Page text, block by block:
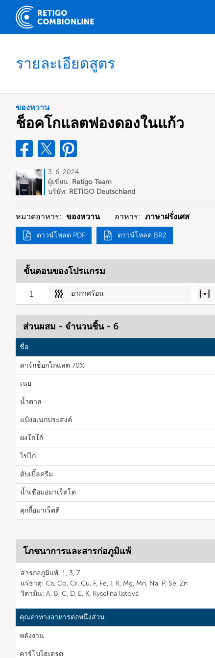
รายละเอียดสูตร
ของหวาน
ช็อคโกแลตฟองดองในแก้ว
3. 6. 2024
ผู้เขียน: Retigo Team
Deutschland
บริษัท: RETIGO Deutschland
หมวดอาหาร: ของหวาน อาหาร: ภาษาฝรั่งเศส
ดาวน์โหลด PDF ดาวน์โหลด BR2
ขั้นตอนของโปรแกรม
1 อากาศร้อน
ส่วนผสม - จำนวนชิ้น - 6
ชื่อ
ดาร์กช็อกโกแลต 70%
เนย
น้ำตาล
แป้งอเนกประสงค์
ผงโกโก้
ไข่ไก่
ดับเบิ้ลครีม
น้ำเชื่อมอมาเร็ตโต
คุกกี้อมาเร็ตติ
โภชนาการและสารก่อภูมิแพ้
สารก่อภูมิแพ้: 1, 3, 7
แร่ธาตุ: Ca, Co, Cr, Cu, F, Fe, I, K, Mg, Mn, Na, P, Se, Zn
วิตามิน: A, B, C, D, E, K, Kyselina listová
คุณค่าทางอาหารต่อหนึ่งส่วน
พลังงาน
คาร์โบไฮเดรต